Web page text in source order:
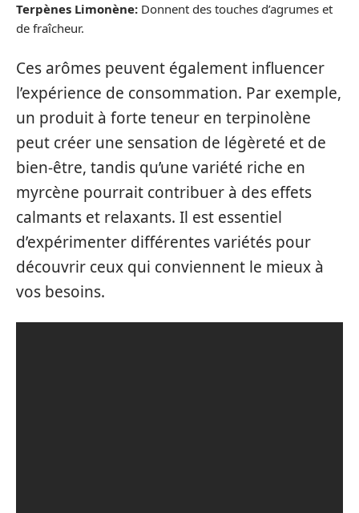
Terpènes Limonène: Donnent des touches d’agrumes et
de fraîcheur.
Ces arômes peuvent également influencer
l’expérience de consommation. Par exemple,
un produit à forte teneur en terpinolène
peut créer une sensation de légèreté et de
bien-être, tandis qu’une variété riche en
myrcène pourrait contribuer à des effets
calmants et relaxants. Il est essentiel
d’expérimenter différentes variétés pour
découvrir ceux qui conviennent le mieux à
vos besoins.